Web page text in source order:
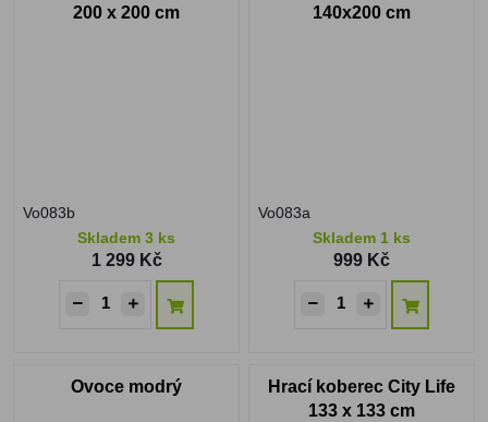
200 x 200 cm
Vo083b
Skladem 3 ks
1 299 Kč
140x200 cm
Vo083a
Skladem 1 ks
999 Kč
Ovoce modrý
Hrací koberec City Life
133 x 133 cm